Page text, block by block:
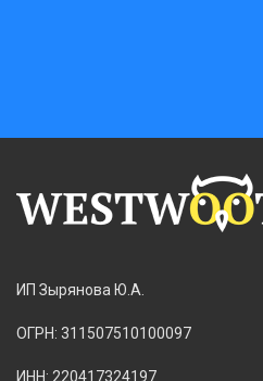
ИП Зырянова Ю.А.
ОГРН: 311507510100097
ИНН: 220417324197